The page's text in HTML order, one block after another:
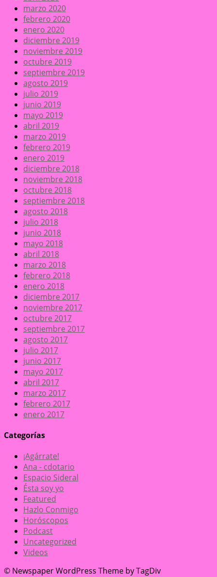
marzo 2020
febrero 2020
enero 2020
diciembre 2019
noviembre 2019
octubre 2019
septiembre 2019
agosto 2019
julio 2019
junio 2019
mayo 2019
abril 2019
marzo 2019
febrero 2019
enero 2019
diciembre 2018
noviembre 2018
octubre 2018
septiembre 2018
agosto 2018
julio 2018
junio 2018
mayo 2018
abril 2018
marzo 2018
febrero 2018
enero 2018
diciembre 2017
noviembre 2017
octubre 2017
septiembre 2017
agosto 2017
julio 2017
junio 2017
mayo 2017
abril 2017
marzo 2017
febrero 2017
enero 2017
Categorías
¡Agárrate!
Ana - cdotario
Espacio Sideral
Ésta soy yo
Featured
Hazlo Conmigo
Horóscopos
Podcast
Uncategorized
Videos
© Newspaper WordPress Theme by TagDiv